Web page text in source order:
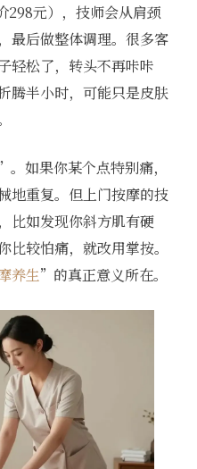
298元），技师会从肩颈
最后做整体调理。很多客
轻松了，转头不再咔咔
腾半小时，可能只是皮肤
如果你某个点特别痛，
地重复。但上门按摩的技
比如发现你斜方肌有硬
较怕痛，就改用掌按。
养生”的真正意义所在。